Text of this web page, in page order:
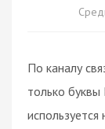
По каналу
только